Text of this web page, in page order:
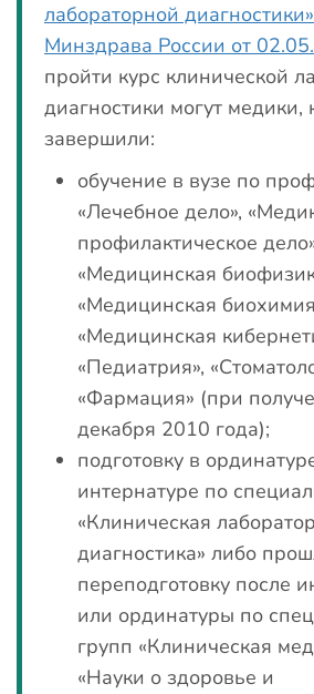
лабораторной диагностики»
Минздрава России от
пройти курс клинической
диагностики могут медики,
завершили:
обучение в вузе по
«Лечебное дело»,
профилактическое
«Медицинская
«Медицинская
«Медицинская
«Педиатрия»,
«Фармация» (при
декабря 2010 года);
подготовку в
интернатуре по
«Клиническая
диагностика» либо
переподготовку после
или ординатуры по
групп «Клиническая
«Науки о здоровье и